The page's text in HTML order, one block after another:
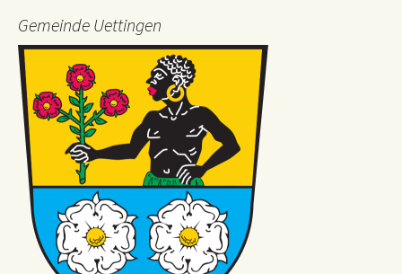
Gemeinde Uettingen